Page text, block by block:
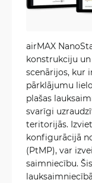
airMAX
konstrukciju
scenārijos, kur
pārklājumu
plašas
svarīgi
teritorijās.
konfigurācijā
(PtMP), var
saimniecību.